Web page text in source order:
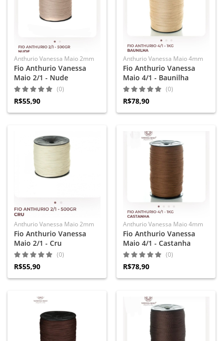
Anthurio Vanessa Maio 2mm
Fio Anthurio Vanessa
Maio 2/1 - Nude
(0)
R$55,90
Anthurio Vanessa Maio 4mm
Fio Anthurio Vanessa
Maio 4/1 - Baunilha
(0)
R$78,90
Anthurio Vanessa Maio 2mm
Fio Anthurio Vanessa
Maio 2/1 - Cru
(0)
R$55,90
Anthurio Vanessa Maio 4mm
Fio Anthurio Vanessa
Maio 4/1 - Castanha
(0)
R$78,90